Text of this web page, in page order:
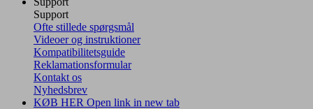
Support
Ofte stillede spørgsmål
Videoer og instruktioner
Kompatibilitetsguide
Reklamationsformular
Kontakt os
Nyhedsbrev
KØB HER Open link in new tab